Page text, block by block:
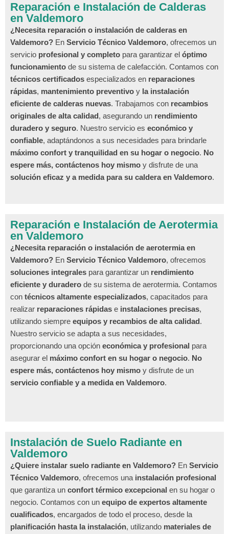
Reparación e Instalación de Calderas
en Valdemoro
¿Necesita reparación o instalación de calderas en
Valdemoro? En Servicio Técnico Valdemoro, ofrecemos un
servicio profesional y completo para garantizar el óptimo
funcionamiento de su sistema de calefacción. Contamos con
técnicos certificados especializados en reparaciones
rápidas, mantenimiento preventivo y la instalación
eficiente de calderas nuevas. Trabajamos con recambios
originales de alta calidad , asegurando un rendimiento
duradero y seguro. Nuestro servicio es económico y
confiable, adaptándonos a sus necesidades para brindarle
máximo confort y tranquilidad en su hogar o negocio. No
espere más, contáctenos hoy mismo y disfrute de una
solución eficaz y a medida para su caldera en Valdemoro.
Reparación e Instalación de Aerotermia
en Valdemoro
¿Necesita reparación o instalación de aerotermia en
Valdemoro? En Servicio Técnico Valdemoro, ofrecemos
soluciones integrales para garantizar un rendimiento
eficiente y duradero de su sistema de aerotermia. Contamos
con técnicos altamente especializados, capacitados para
realizar reparaciones rápidas e instalaciones precisas,
utilizando siempre equipos y recambios de alta calidad .
Nuestro servicio se adapta a sus necesidades,
proporcionando una opción económica y profesional para
asegurar el máximo confort en su hogar o negocio. No
espere más, contáctenos hoy mismo y disfrute de un
servicio confiable y a medida en Valdemoro.
Instalación de Suelo Radiante en
Valdemoro
¿Quiere instalar suelo radiante en Valdemoro? En Servicio
Técnico Valdemoro, ofrecemos una instalación profesional
que garantiza un confort térmico excepcional en su hogar o
negocio. Contamos con un equipo de expertos altamente
cualificados, encargados de todo el proceso, desde la
planificación hasta la instalación, utilizando materiales de